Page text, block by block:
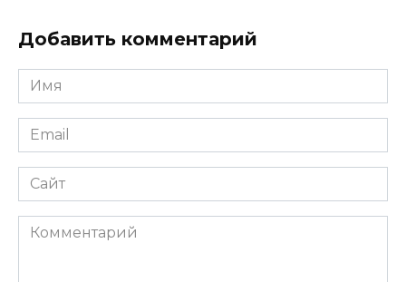
Добавить комментарий
Имя
Email
Сайт
Комментарий